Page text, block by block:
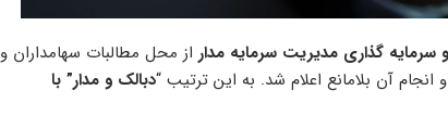
از محل مطالبات سهامداران و
آن بلامانع اعلام شد. به این ترتیب “دبالک و مدار” با